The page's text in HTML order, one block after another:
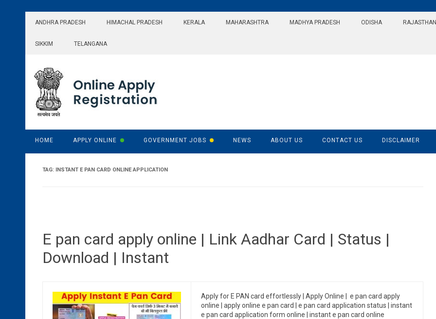
ANDHRA PRADESH HIMACHAL PRADESH KERALA MAHARASHTRA MADHYA PRADESH ODISHA RAJASTHAN
SIKKIM TELANGANA
HOME APPLY ONLINE GOVERNMENT JOBS NEWS ABOUT US CONTACT US DISCLAIMER
TAG: INSTANT E PAN CARD ONLINE APPLICATION
E pan card apply online | Link Aadhar Card | Status |
Download | Instant
Apply for E PAN card effortlessly | Apply Online | e pan card apply
online | apply online e pan card | e pan card application status | instant
e pan card application form online | instant e pan card online